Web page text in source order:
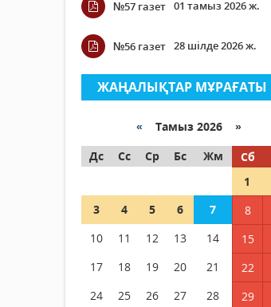
№57 газет 01 тамыз 2026 ж.
№56 газет 28 шілде 2026 ж.
ЖАҢАЛЫҚТАР МҰРАҒАТЫ
« Тамыз 2026 »
Дс
Сс Ср Бс Жм Сб
1
3
4 5 6 7 8
10
11 12 13 14 15
17
18 19 20 21 22
24
25 26 27 28 29